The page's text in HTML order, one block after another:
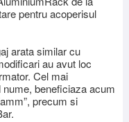
pentru acoperisul
arata similar cu
au avut loc
Cel mai
beneficiaza acum
precum si